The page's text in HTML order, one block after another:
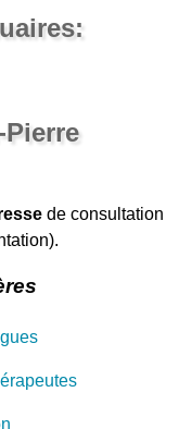
de consultation